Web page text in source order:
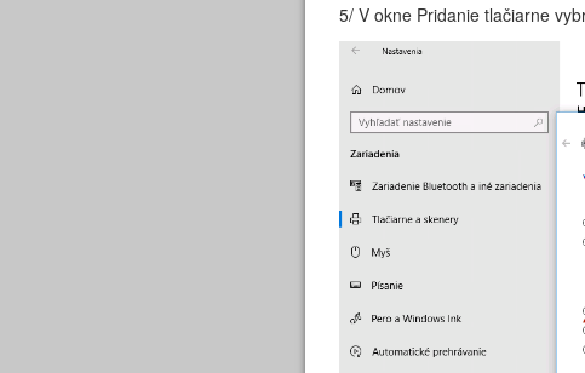
5/ V okne Pridanie tlačiarne